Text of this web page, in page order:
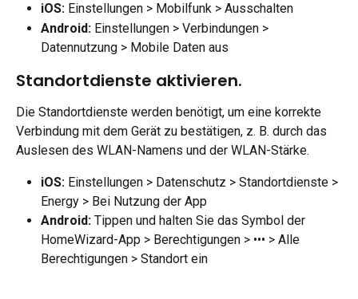
iOS: Einstellungen > Mobilfunk > Ausschalten
Android: Einstellungen > Verbindungen >
Datennutzung > Mobile Daten aus
Standortdienste aktivieren.
Die Standortdienste werden benötigt, um eine korrekte
Verbindung mit dem Gerät zu bestätigen, z. B. durch das
Auslesen des WLAN-Namens und der WLAN-Stärke.
iOS: Einstellungen > Datenschutz > Standortdienste >
Energy > Bei Nutzung der App
Android: Tippen und halten Sie das Symbol der
HomeWizard-App > Berechtigungen > ••• > Alle
Berechtigungen > Standort ein